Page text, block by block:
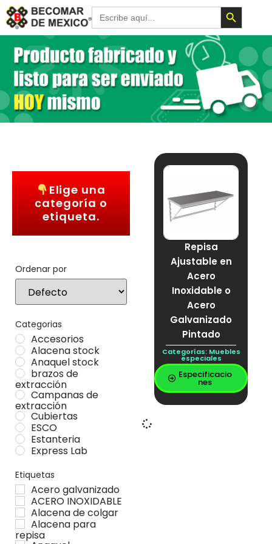
Buscar: Botón de
Elige una
categoría o
etiqueta.
Ordenar por
Sort Products
Categorias
Accesorios
Alacena stock
Anaquel stock
brazos de
extracción
Campanas de
extracción
Cubiertas
ESCO
Estanteria
Express Lab
Locker stock
Mesa Stock
Mesas
Muebles especiales
Vitrina stock
Etiquetas
Acero galvanizado
ACERO INOXIDABLE
Alacena de colgar
Alacena para
repisa
Repisa
Ajustable en
Acero
Inoxidable o
Acero
Galvanizado
Pintado
Categorías: Muebles
especiales
Especificacio
nes